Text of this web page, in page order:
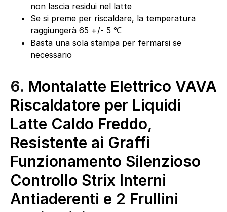
non lascia residui nel latte
Se si preme per riscaldare, la temperatura
raggiungerà 65 +/- 5 ℃
Basta una sola stampa per fermarsi se
necessario
6. Montalatte Elettrico VAVA
Riscaldatore per Liquidi
Latte Caldo Freddo,
Resistente ai Graffi
Funzionamento Silenzioso
Controllo Strix Interni
Antiaderenti e 2 Frullini